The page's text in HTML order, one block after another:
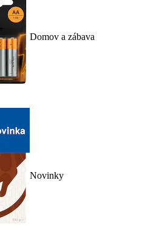
Domov a zábava
Novinky